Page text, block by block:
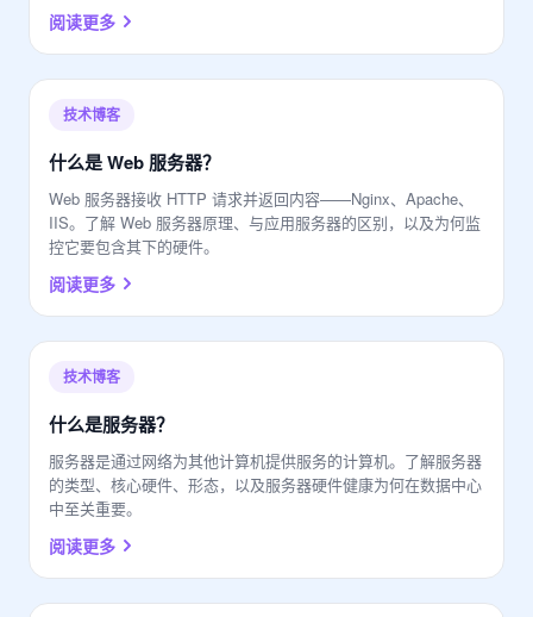
阅读更多
技术博客
什么是 Web 服务器？
Web 服务器接收 HTTP 请求并返回内容——Nginx、Apache、
IIS。了解 Web 服务器原理、与应用服务器的区别，以及为何监
控它要包含其下的硬件。
阅读更多
技术博客
什么是服务器？
服务器是通过网络为其他计算机提供服务的计算机。了解服务器
的类型、核心硬件、形态，以及服务器硬件健康为何在数据中心
中至关重要。
阅读更多